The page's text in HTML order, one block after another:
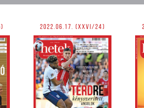
2022.06.17. (XXVI/24)